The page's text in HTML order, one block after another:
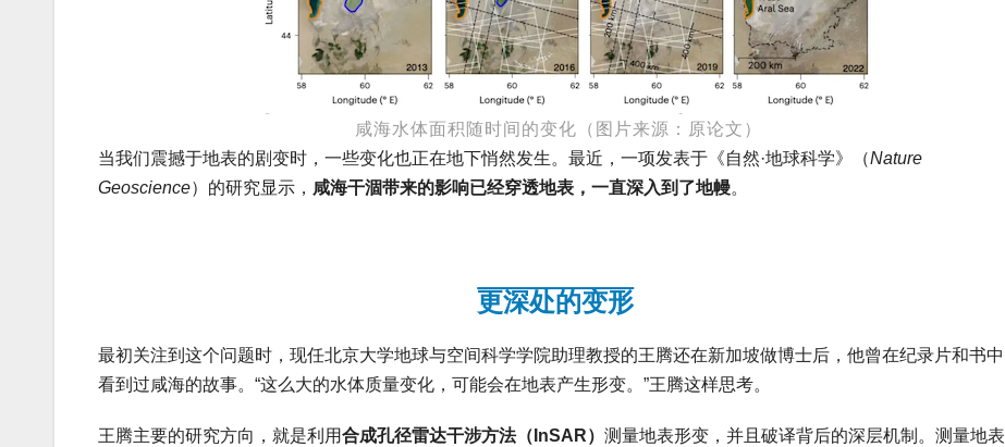
咸海水体面积随时间的变化（图片来源：原论文）
当我们震撼于地表的剧变时，一些变化也正在地下悄然发生。最近，一项发表于《自然·地球科学》（Nature
Geoscience）的研究显示， 咸海干涸带来的影响已经穿透地表，一直深入到了地幔。
更深处的变形
最初关注到这个问题时，现任北京大学地球与空间科学学院助理教授的王腾还在新加坡做博士后，他曾在纪录片和书中
看到过咸海的故事。“这么大的水体质量变化，可能会在地表产生形变。”王腾这样思考。
王腾主要的研究方向，就是利用合成孔径雷达干涉方法（InSAR） 测量地表形变，并且破译背后的深层机制。测量地表